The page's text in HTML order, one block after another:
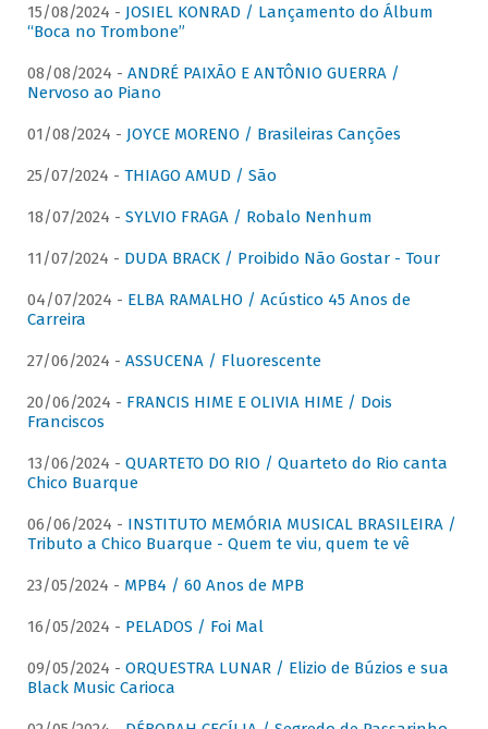
15/08/2024 - JOSIEL KONRAD / Lançamento do Álbum
“Boca no Trombone”
08/08/2024 - ANDRÉ PAIXÃO E ANTÔNIO GUERRA /
Nervoso ao Piano
01/08/2024 - JOYCE MORENO / Brasileiras Canções
25/07/2024 - THIAGO AMUD / São
18/07/2024 - SYLVIO FRAGA / Robalo Nenhum
11/07/2024 - DUDA BRACK / Proibido Não Gostar - Tour
04/07/2024 - ELBA RAMALHO / Acústico 45 Anos de
Carreira
27/06/2024 - ASSUCENA / Fluorescente
20/06/2024 - FRANCIS HIME E OLIVIA HIME / Dois
Franciscos
13/06/2024 - QUARTETO DO RIO / Quarteto do Rio canta
Chico Buarque
06/06/2024 - INSTITUTO MEMÓRIA MUSICAL BRASILEIRA /
Tributo a Chico Buarque - Quem te viu, quem te vê
23/05/2024 - MPB4 / 60 Anos de MPB
16/05/2024 - PELADOS / Foi Mal
09/05/2024 - ORQUESTRA LUNAR / Elizio de Búzios e sua
Black Music Carioca